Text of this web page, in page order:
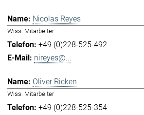
Nicolas Reyes
Wiss. Mitarbeiter
+49 (0)228-525-492
nireyes@...
Oliver Ricken
Wiss. Mitarbeiter
+49 (0)228-525-354